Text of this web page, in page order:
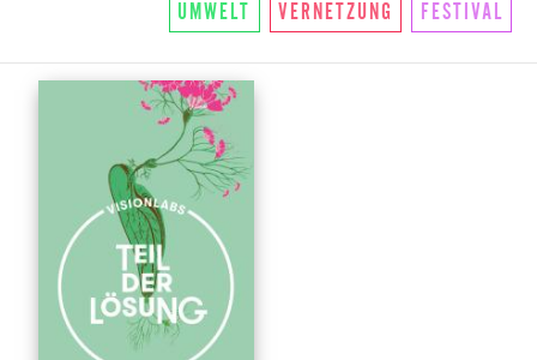
SO FUNKTIONIERTS
U.LAB HUB
WANDEL
KONTAKT
NEWSLETTER
UMWELT VERNETZUNG FESTIVAL